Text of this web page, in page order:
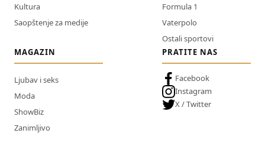
Kultura
Saopštenje za medije
Formula 1
Vaterpolo
Ostali sportovi
MAGAZIN
Ljubav i seks
Moda
ShowBiz
Zanimljivo
PRATITE NAS
Facebook
Instagram
X / Twitter